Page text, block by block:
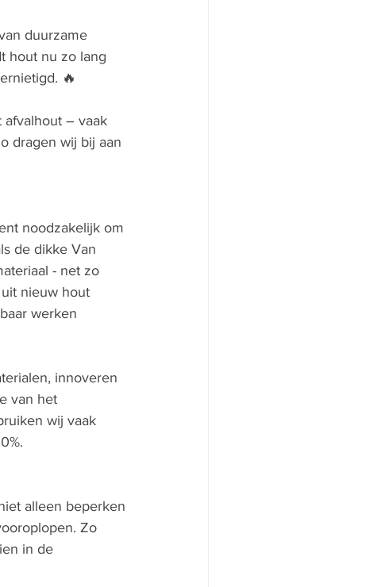
duurzame
hout nu zo lang
🔥
afvalhout – vaak
dragen wij bij aan
noodzakelijk om
de dikke Van
- net zo
nieuw hout
werken
innoveren
van het
wij vaak
alleen beperken
Zo
in de